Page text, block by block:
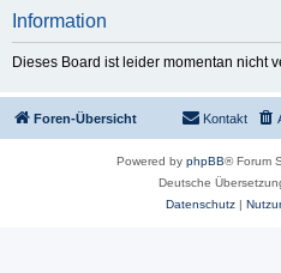
Information
Dieses Board ist leider momentan nicht
Foren-Übersicht Kontakt
Powered by phpBB® Forum
Deutsche
Datenschutz|